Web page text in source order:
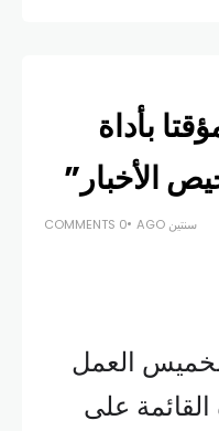
بأداة
الأخبار”
سنتين AGO 0 COMMENTS
العمل
القائمة على